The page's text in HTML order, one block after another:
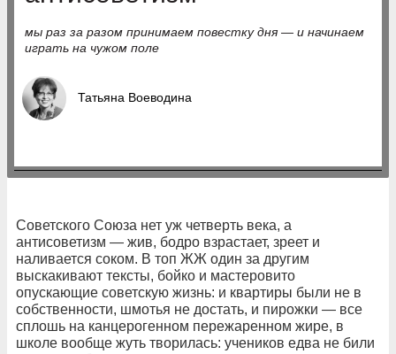
мы раз за разом принимаем повестку дня — и начинаем
играть на чужом поле
Татьяна Воеводина
Советского Союза нет уж четверть века, а
антисоветизм — жив, бодро взрастает, зреет и
наливается соком. В топ ЖЖ один за другим
выскакивают тексты, бойко и мастеровито
опускающие советскую жизнь: и квартиры были не в
собственности, шмотья не достать, и пирожки — все
сплошь на канцерогенном пережаренном жире, в
школе вообще жуть творилась: учеников едва не били